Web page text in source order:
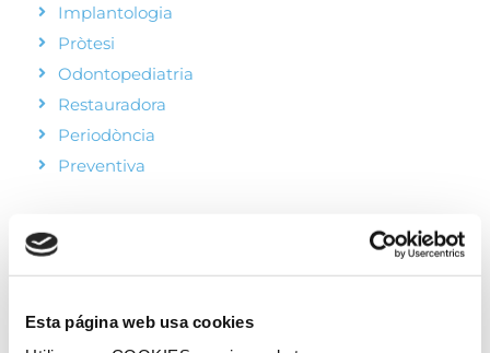
Esta página web usa cookies
Implantologia
Pròtesi
Odontopediatria
Restauradora
Periodòncia
Preventiva
HORARI